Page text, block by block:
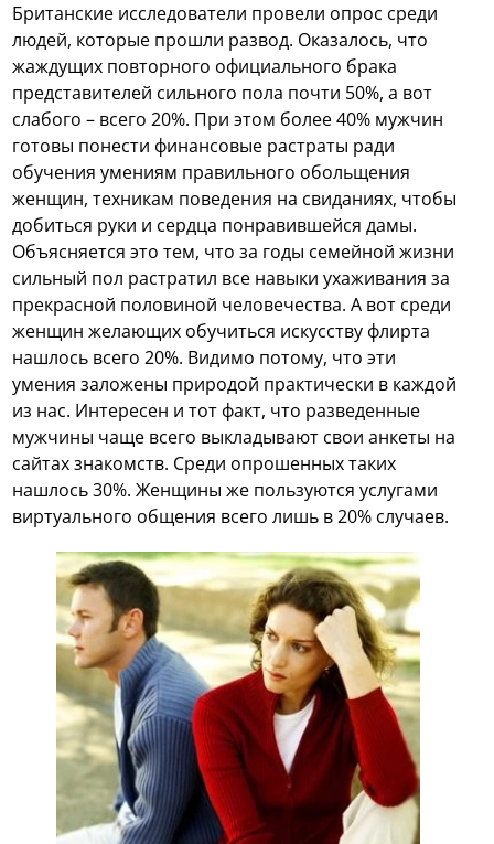
Британские исследователи провели опрос среди
людей, которые прошли развод. Оказалось, что
жаждущих повторного официального брака
представителей сильного пола почти 50%, а вот
слабого – всего 20%. При этом более 40% мужчин
готовы понести финансовые растраты ради
обучения умениям правильного обольщения
женщин, техникам поведения на свиданиях, чтобы
добиться руки и сердца понравившейся дамы.
Объясняется это тем, что за годы семейной жизни
сильный пол растратил все навыки ухаживания за
прекрасной половиной человечества. А вот среди
женщин желающих обучиться искусству флирта
нашлось всего 20%. Видимо потому, что эти
умения заложены природой практически в каждой
из нас. Интересен и тот факт, что разведенные
мужчины чаще всего выкладывают свои анкеты на
сайтах знакомств. Среди опрошенных таких
нашлось 30%. Женщины же пользуются услугами
виртуального общения всего лишь в 20% случаев.